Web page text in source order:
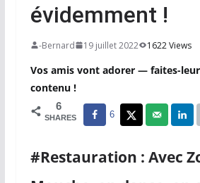
évidemment !
-Bernard 19 juillet 2022 1622 Views
Vos amis vont adorer — faites-
contenu !
6
SHARES 6
#Restauration : Avec